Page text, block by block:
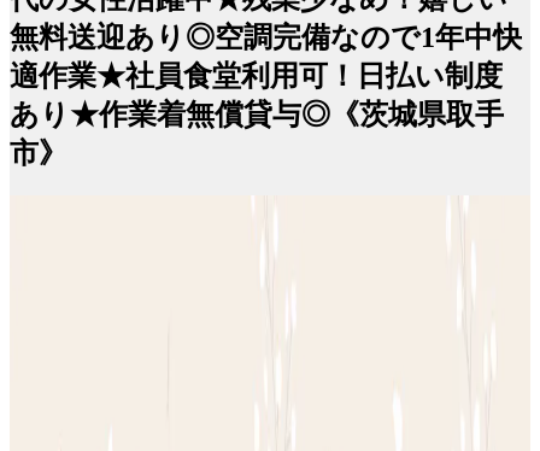
無料送迎あり◎空調完備なので1年中快
適作業★社員食堂利用可！日払い制度
あり★作業着無償貸与◎《茨城県取手
市》